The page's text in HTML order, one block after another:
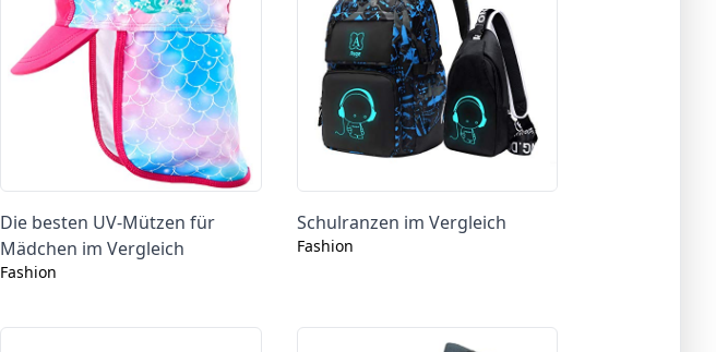
Die besten UV-Mützen für
Mädchen im Vergleich
Fashion
Schulranzen im Vergleich
Fashion